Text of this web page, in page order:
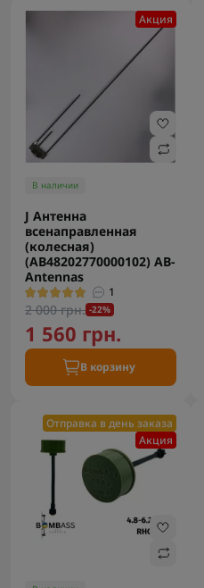
Акция
В наличии
J Антенна
всенаправленная
(колесная)
(АB48202770000102) AB-
Antennas
1
2 000 грн. -22%
1 560 грн.
В корзину
Отправка в день заказа
Акция